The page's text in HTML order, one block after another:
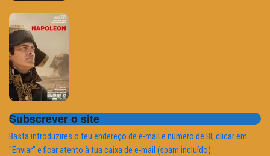
Subscrever o site
Basta introduzires o teu endereço de e-mail e número de BI, clicar em
"Enviar" e ficar atento à tua caixa de e-mail (spam incluído).